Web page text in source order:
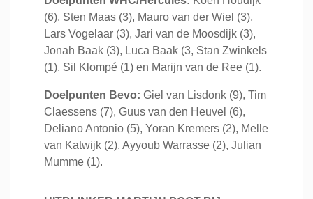
(6), Sten Maas (3), Mauro van der Wiel (3),
Lars Vogelaar (3), Jari van de Moosdijk (3),
Jonah Baak (3), Luca Baak (3, Stan Zwinkels
(1), Sil Klompé (1) en Marijn van de Ree (1).
Doelpunten Bevo: Giel van Lisdonk (9), Tim
Claessens (7), Guus van den Heuvel (6),
Deliano Antonio (5), Yoran Kremers (2), Melle
van Katwijk (2), Ayyoub Warrasse (2), Julian
Mumme (1).